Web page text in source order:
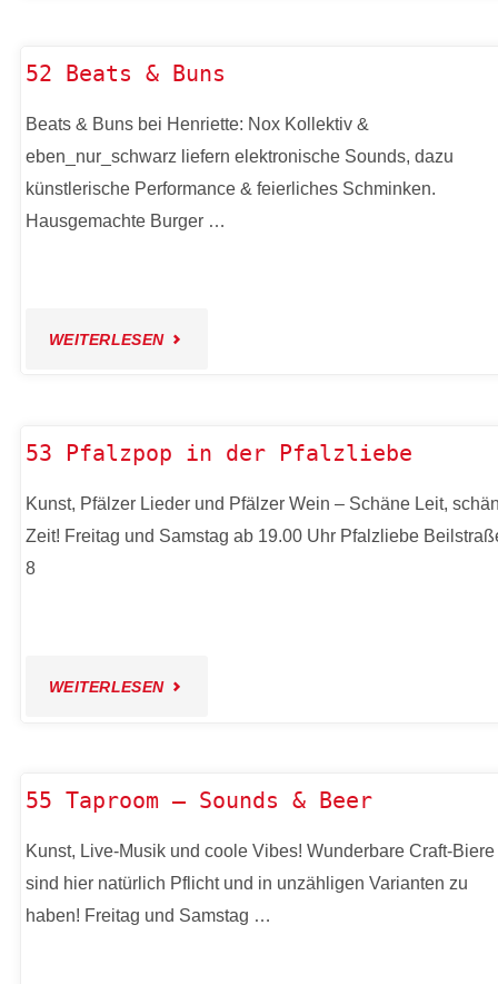
ELLA
ART
52 Beats & Buns
Beats & Buns bei Henriette: Nox Kollektiv &
eben_nur_schwarz liefern elektronische Sounds, dazu
künstlerische Performance & feierliches Schminken.
Hausgemachte Burger …
WEITERLESEN"52
53 Pfalzpop in der Pfalzliebe
Kunst, Pfälzer Lieder und Pfälzer Wein – Schäne Leit,
Zeit! Freitag und Samstag ab 19.00 Uhr Pfalzliebe
8
WEITERLESEN"53
PFALZLIEBE"
55 Taproom – Sounds & Beer
Kunst, Live-Musik und coole Vibes! Wunderbare Craft-Biere
sind hier natürlich Pflicht und in unzähligen Varianten zu
haben! Freitag und Samstag …